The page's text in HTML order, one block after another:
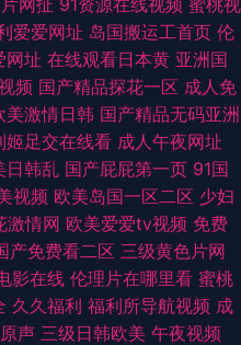
爱爱网址 岛国搬运工首页 伦
网址 在线观看日本黄 亚洲国
频 国产精品探花一区 成人免
美激情日韩 国产精品无码亚洲
姬足交在线看 成人午夜网址
日韩乱 国产屁屁第一页 91国
视频 欧美岛国一区二区 少妇
激情网 欧美爱爱tv视频 免费
产免费看二区 三级黄色片网
影在线 伦理片在哪里看 蜜桃
久久福利 福利所导航视频 成
声 三级日韩欧美 午夜视频